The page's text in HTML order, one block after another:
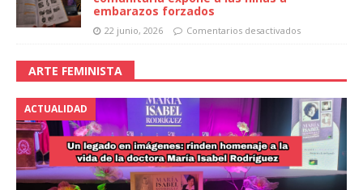
embarazos forzados
22 junio, 2026 Comentarios desactivados
ARTE FEMINISTA
ACTUALIDAD